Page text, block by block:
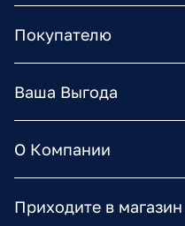
Покупателю
Ваша Выгода
О Компании
Приходите в магазин